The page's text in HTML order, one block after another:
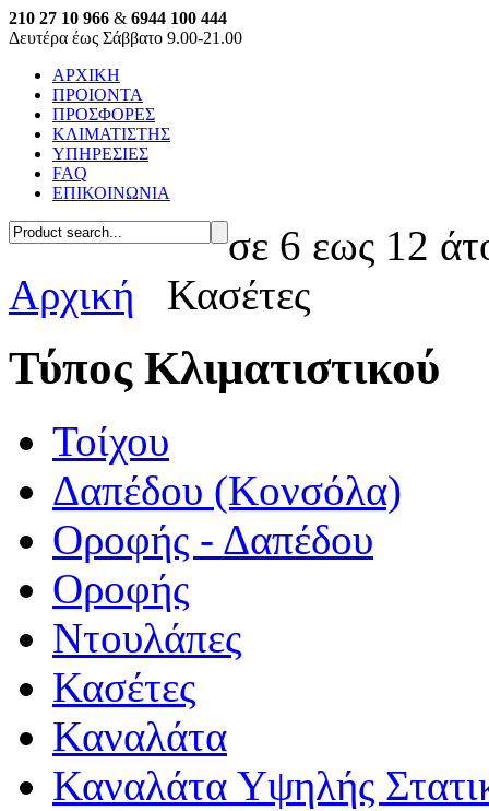
210 27 10 966 & 6944 100 444
Δευτέρα έως Σάββατο 9.00-21.00
ΑΡΧΙΚΗ
ΠΡΟΙΟΝΤΑ
ΠΡΟΣΦΟΡΕΣ
ΚΛΙΜΑΤΙΣΤΗΣ
ΥΠΗΡΕΣΙΕΣ
FAQ
ΕΠΙΚΟΙΝΩΝΙΑ
σε 6 εως 12
Αρχική
Κασέτες
Τύπος Κλιματιστικού
Τοίχου
Δαπέδου (Κονσόλα)
Οροφής - Δαπέδου
Οροφής
Ντουλάπες
Κασέτες
Καναλάτα
Καναλάτα Υψηλής